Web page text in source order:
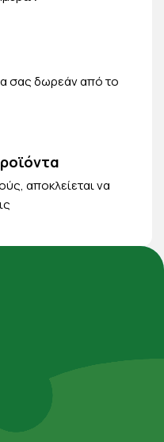
σας δωρεάν από το
αποκλείεται να